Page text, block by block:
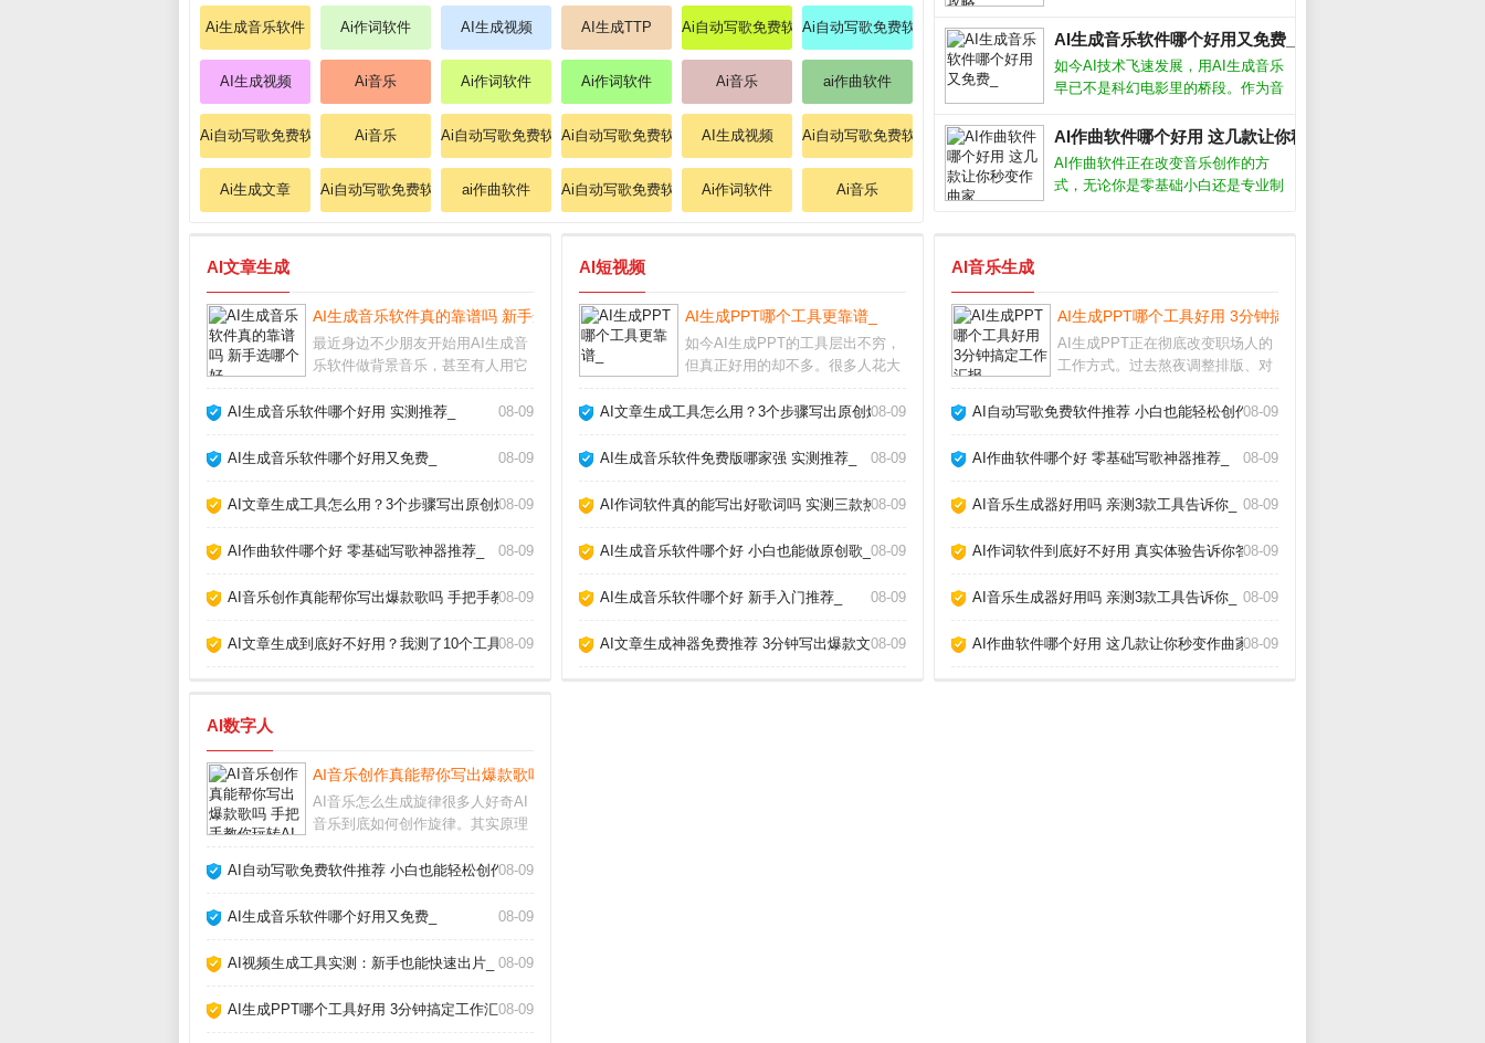
Ai生成音乐软件 Ai作词软件 AI生成视频 AI生成TTP Ai自动写歌免费软件Ai自动写歌免费软件
AI生成视频 Ai音乐 Ai作词软件 Ai作词软件 Ai音乐 ai作曲软件
Ai自动写歌免费软件 Ai音乐 Ai自动写歌免费软件Ai自动写歌免费软件 AI生成视频 Ai自动写歌免费软件
Ai生成文章 Ai自动写歌免费软件 ai作曲软件 Ai自动写歌免费软件 Ai作词软件 Ai音乐
量画面。作为长期使用各类AI工具的
创作者，我发现选对工具和方法，效
率能提升十倍以上。AI视频生成靠谱
AI生成音乐软件哪个好用又免费_
如今AI技术飞速发展，用AI生成音乐
早已不是科幻电影里的桥段。作为音
生成音乐软件，发现它们确实能帮我
们快速产出背景音乐、片头配乐甚至
完整歌曲，但不同软件在易用性、音
AI作曲软件哪个好用 这几款让你秒变作曲家_
AI作曲软件正在改变音乐创作的方
式，无论你是零基础小白还是专业制
AI文章生成
AI生成音乐软件真的靠谱吗 新手选哪个好_
最近身边不少朋友开始用AI生成音
乐软件做背景音乐，甚至有人用它
我试用了十几款主流工具后发现，
盲目跟风也可能踩坑。AI生成音乐
AI生成音乐软件哪个好用 实测推荐_ 08-09
AI生成音乐软件哪个好用又免费_ 08-09
AI文章生成工具怎么用？3个步骤写出原创爆款_
08-09
AI作曲软件哪个好 零基础写歌神器推荐_ 08-09
AI音乐创作真能帮你写出爆款歌吗 手把手教你玩转AI作歌_
08-09
AI文章生成到底好不好用？我测了10个工具告诉你真相_
08-09
AI短视频
AI生成PPT哪个工具更靠谱_
如今AI生成PPT的工具层出不穷，
但真正好用的却不多。很多人花大
直接用AI一键生成。本文结合我使
那些“假智能”的坑，找到最适合自
AI文章生成工具怎么用？3个步骤写出原创爆款_
08-09
AI生成音乐软件免费版哪家强 实测推荐_ 08-09
AI作词软件真的能写出好歌词吗 实测三款热门工具告诉你答案_
08-09
AI生成音乐软件哪个好 小白也能做原创歌_ 08-09
AI生成音乐软件哪个好 新手入门推荐_ 08-09
AI文章生成神器免费推荐 3分钟写出爆款文章_
08-09
AI音乐生成
AI生成PPT哪个工具好用 3分钟搞定工作汇报_
AI生成PPT正在彻底改变职场人的
工作方式。过去熬夜调整排版、对
几分钟就能完成。从实际体验来
是根据文字内容自动生成逻辑清
AI自动写歌免费软件推荐 小白也能轻松创作_08-09
AI作曲软件哪个好 零基础写歌神器推荐_ 08-09
AI音乐生成器好用吗 亲测3款工具告诉你_ 08-09
AI作词软件到底好不好用 真实体验告诉你答案_
08-09
AI音乐生成器好用吗 亲测3款工具告诉你_ 08-09
AI作曲软件哪个好用 这几款让你秒变作曲家_08-09
AI数字人
AI音乐创作真能帮你写出爆款歌吗 手把手教你玩转AI作歌_
AI音乐怎么生成旋律很多人好奇AI
音乐到底如何创作旋律。其实原理
曲的节奏、和弦走向和音高变化，
你只需输入风格关键词，比如“忧伤
AI自动写歌免费软件推荐 小白也能轻松创作_08-09
AI生成音乐软件哪个好用又免费_ 08-09
AI视频生成工具实测：新手也能快速出片_ 08-09
AI生成PPT哪个工具好用 3分钟搞定工作汇报_
08-09